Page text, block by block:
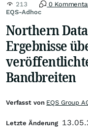
EQS-Adhoc
213 0
Northern Data
Ergebnisse
Bandbreiten
Verfasst von EQS Group
Letzte Änderung